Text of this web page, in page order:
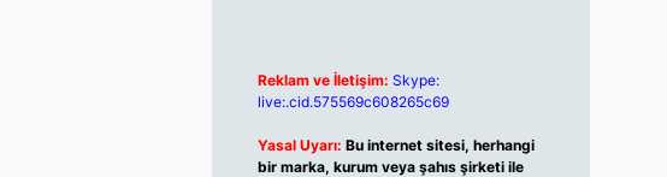
Reklam ve İletişim: Skype:
live:.cid.575569c608265c69
Yasal Uyarı: Bu internet sitesi, herhangi
bir marka, kurum veya şahıs şirketi ile